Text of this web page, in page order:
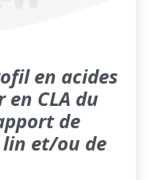
en acides
CLA du
de
et/ou de